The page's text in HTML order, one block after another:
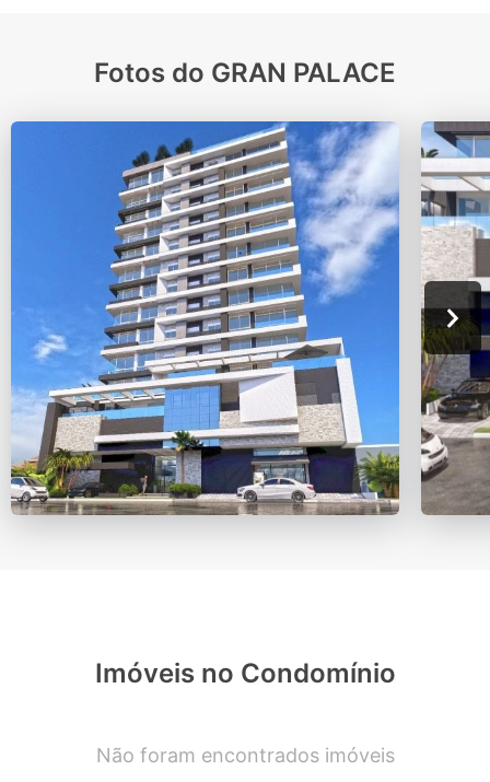
Fotos do GRAN PALACE
Imóveis no Condomínio
Não foram encontrados imóveis